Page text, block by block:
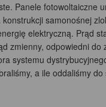
Panele fotowoltaiczne
samonośnej
elektryczną. Prąd
zmienny, odpowiedni
systemu
a ile oddaliśmy